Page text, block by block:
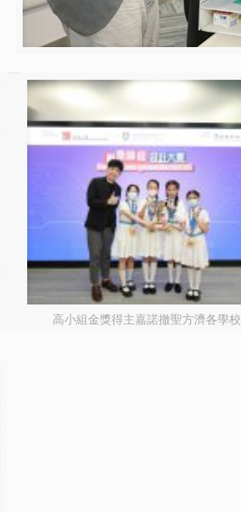
高小組金獎得主嘉諾撤聖方濟各學校